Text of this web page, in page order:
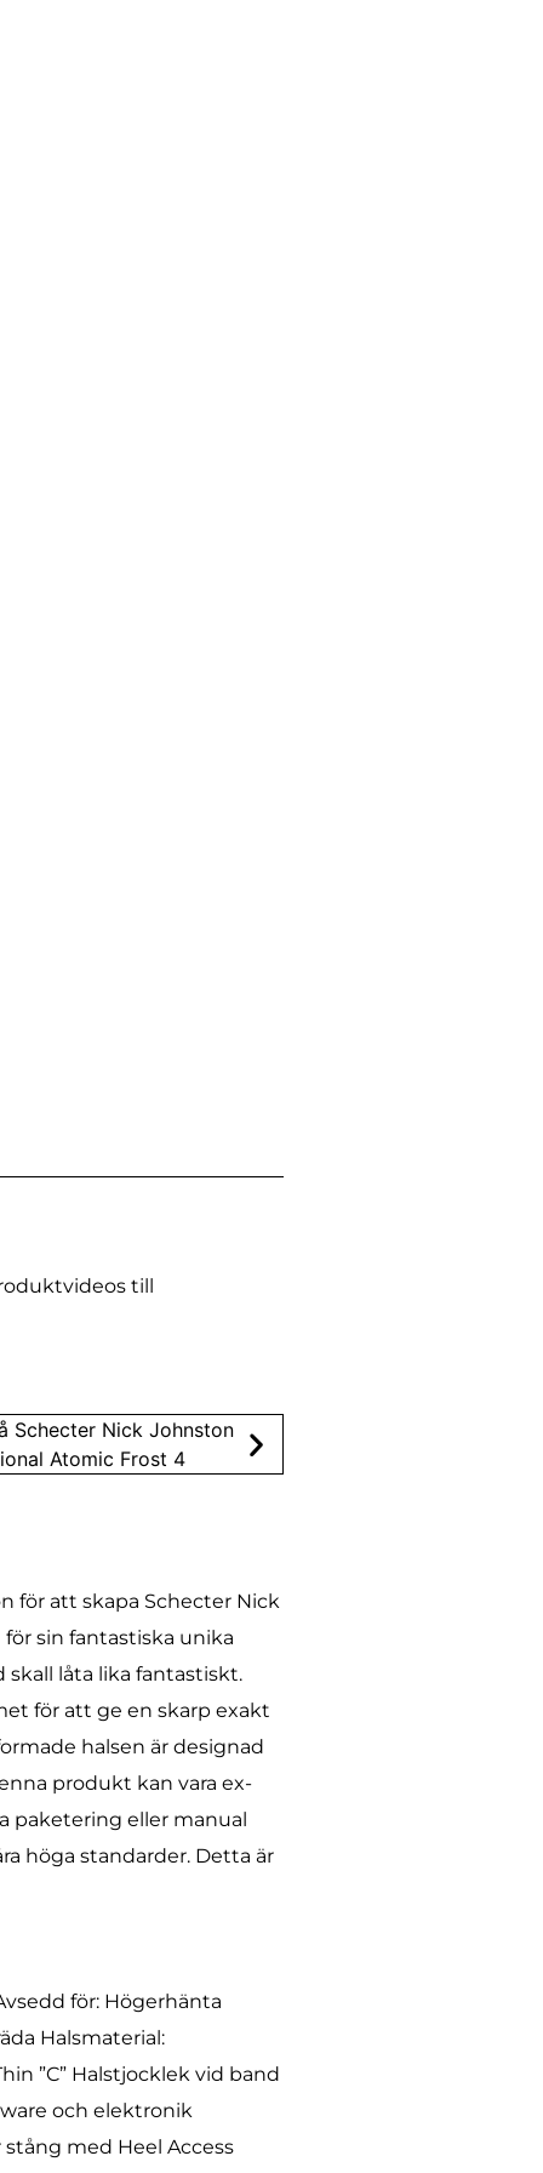
till
för att skapa Schecter Nick
sin fantastiska unika
låta lika fantastiskt.
för att ge en skarp exakt
halsen är designad
produkt kan vara ex-
paketering eller manual
höga standarder. Detta är
för: Högerhänta
Halsmaterial:
”C” Halstjocklek vid band
och elektronik
stång med Heel Access